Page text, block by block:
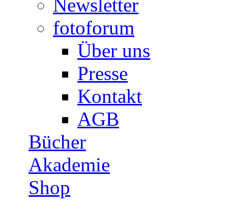
Newsletter
fotoforum
Über uns
Presse
Kontakt
AGB
Bücher
Akademie
Shop